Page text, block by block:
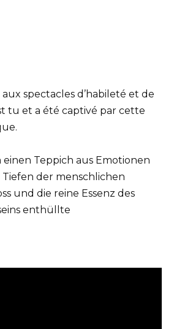
spectacles d’habileté et de
tu et a été captivé par cette
einen Teppich aus Emotionen
der menschlichen
und die reine Essenz des
enthüllte